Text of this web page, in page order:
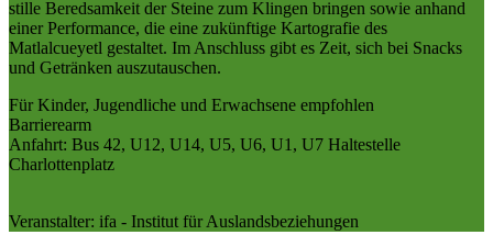
stille Beredsamkeit der Steine zum Klingen bringen sowie anhand
einer Performance, die eine zukünftige Kartografie des
Matlalcueyetl gestaltet. Im Anschluss gibt es Zeit, sich bei Snacks
und Getränken auszutauschen.
Für Kinder, Jugendliche und Erwachsene empfohlen
Barrierearm
Anfahrt: Bus 42, U12, U14, U5, U6, U1, U7 Haltestelle
Charlottenplatz
Veranstalter: ifa - Institut für Auslandsbeziehungen